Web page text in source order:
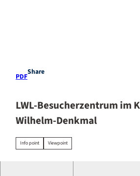
PDF
Share
LWL-Besucherzentrum im
Wilhelm-Denkmal
Info point Viewpoint